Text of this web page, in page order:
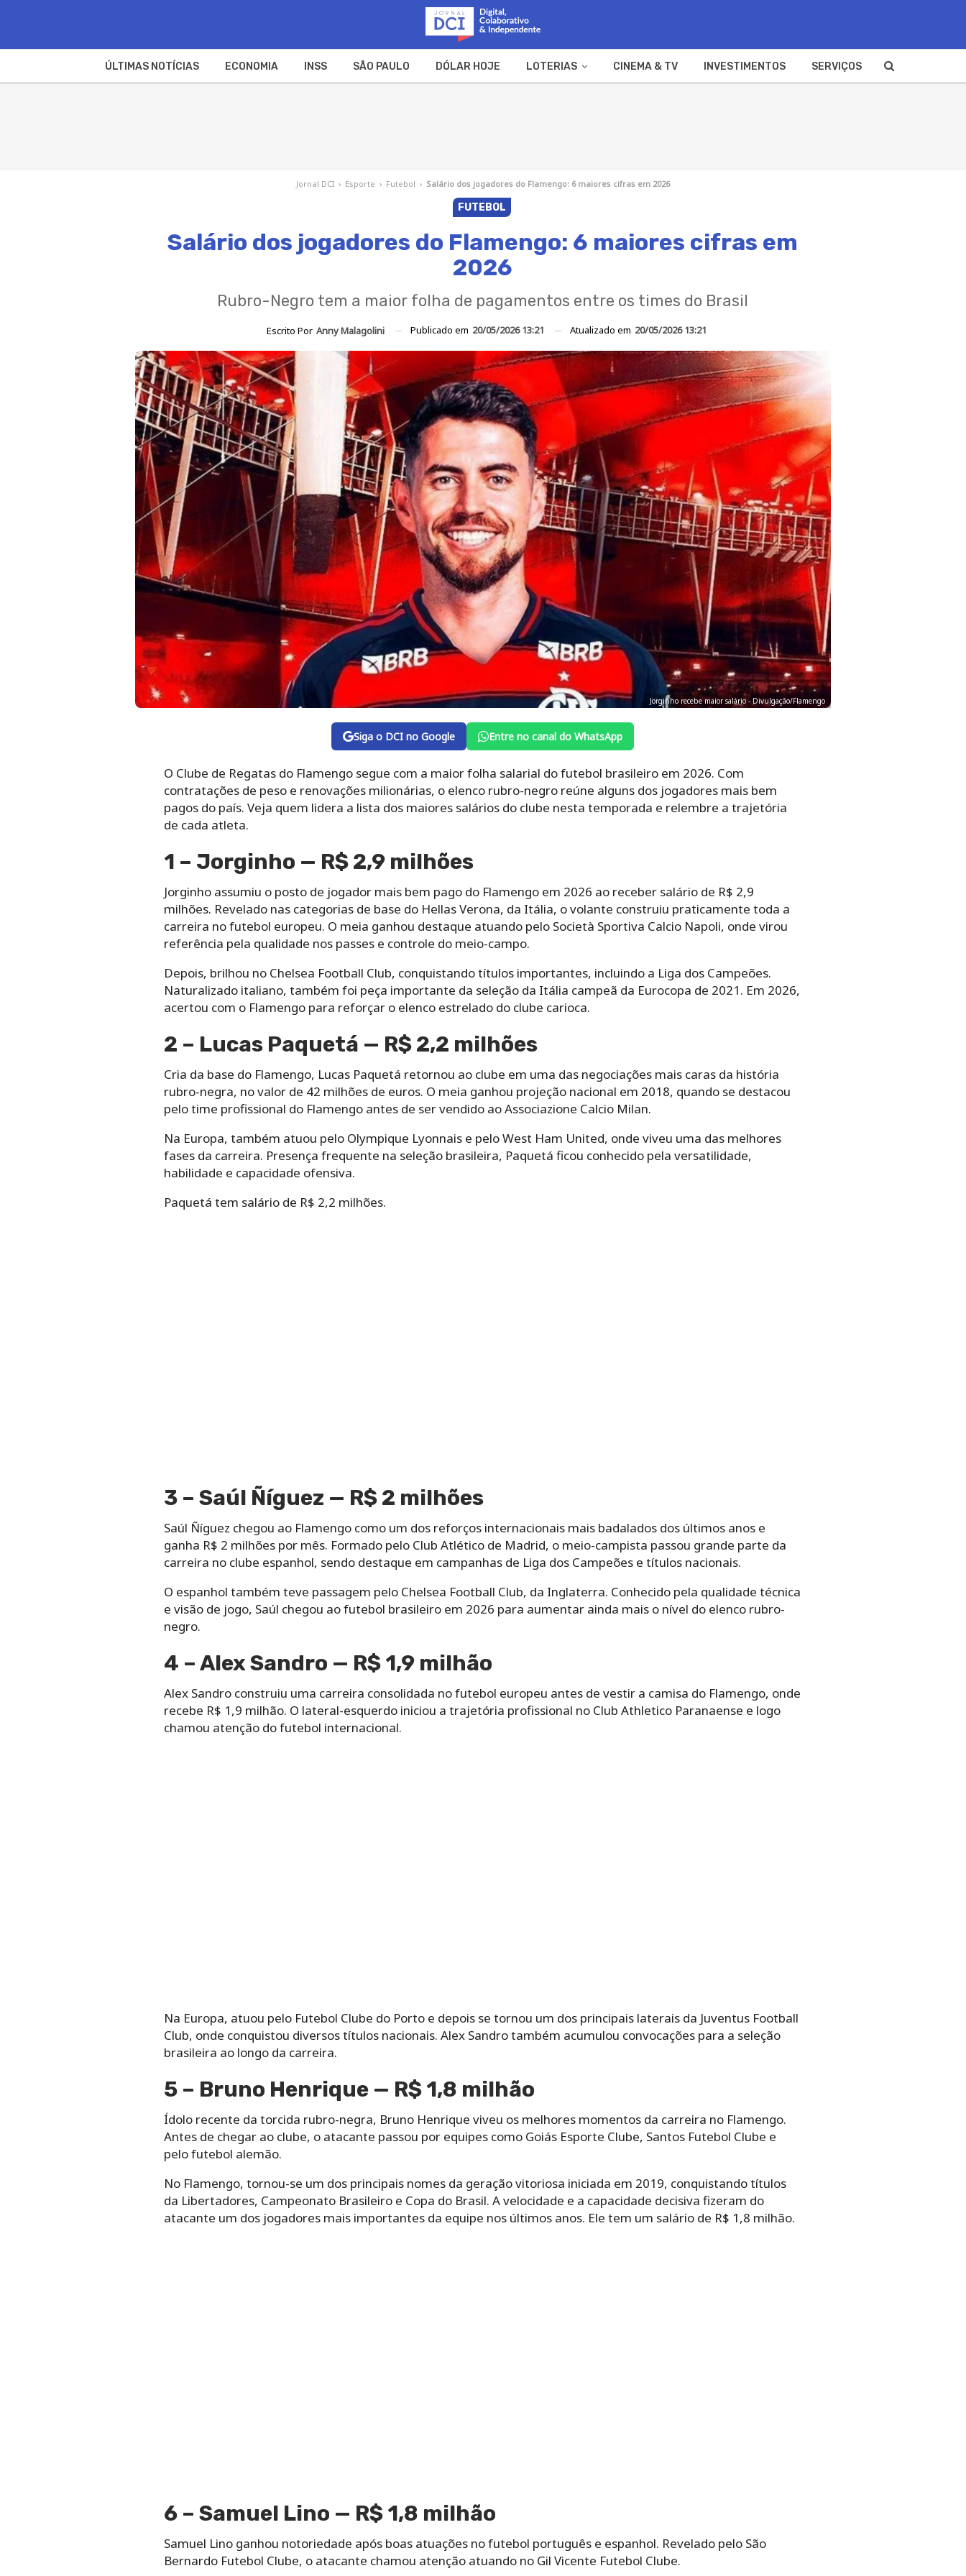
ÚLTIMAS NOTÍCIAS ECONOMIA INSS SÃO PAULO DÓLAR HOJE LOTERIAS CINEMA & TV INVESTIMENTOS SERVIÇOS
Jornal DCI › Esporte › Futebol › Salário dos jogadores do Flamengo: 6 maiores cifras em 2026
FUTEBOL
Salário dos jogadores do Flamengo: 6 maiores cifras em
2026
Rubro-Negro tem a maior folha de pagamentos entre os times do Brasil
Escrito Por Anny Malagolini Publicado em 20/05/2026 13:21 Atualizado em 20/05/2026 13:21
Jorginho recebe maior salário - Divulgação/Flamengo
Siga o DCI no Google Entre no canal do WhatsApp
O Clube de Regatas do Flamengo segue com a maior folha salarial do futebol brasileiro em 2026. Com
contratações de peso e renovações milionárias, o elenco rubro-negro reúne alguns dos jogadores mais bem
pagos do país. Veja quem lidera a lista dos maiores salários do clube nesta temporada e relembre a trajetória
de cada atleta.
1 – Jorginho — R$ 2,9 milhões
Jorginho assumiu o posto de jogador mais bem pago do Flamengo em 2026 ao receber salário de R$ 2,9
milhões. Revelado nas categorias de base do Hellas Verona, da Itália, o volante construiu praticamente toda a
carreira no futebol europeu. O meia ganhou destaque atuando pelo Società Sportiva Calcio Napoli, onde virou
referência pela qualidade nos passes e controle do meio-campo.
Depois, brilhou no Chelsea Football Club, conquistando títulos importantes, incluindo a Liga dos Campeões.
Naturalizado italiano, também foi peça importante da seleção da Itália campeã da Eurocopa de 2021. Em 2026,
acertou com o Flamengo para reforçar o elenco estrelado do clube carioca.
2 – Lucas Paquetá — R$ 2,2 milhões
Cria da base do Flamengo, Lucas Paquetá retornou ao clube em uma das negociações mais caras da história
rubro-negra, no valor de 42 milhões de euros. O meia ganhou projeção nacional em 2018, quando se destacou
pelo time profissional do Flamengo antes de ser vendido ao Associazione Calcio Milan.
Na Europa, também atuou pelo Olympique Lyonnais e pelo West Ham United, onde viveu uma das melhores
fases da carreira. Presença frequente na seleção brasileira, Paquetá ficou conhecido pela versatilidade,
habilidade e capacidade ofensiva.
Paquetá tem salário de R$ 2,2 milhões.
3 – Saúl Ñíguez — R$ 2 milhões
Saúl Ñíguez chegou ao Flamengo como um dos reforços internacionais mais badalados dos últimos anos e
ganha R$ 2 milhões por mês. Formado pelo Club Atlético de Madrid, o meio-campista passou grande parte da
carreira no clube espanhol, sendo destaque em campanhas de Liga dos Campeões e títulos nacionais.
O espanhol também teve passagem pelo Chelsea Football Club, da Inglaterra. Conhecido pela qualidade técnica
e visão de jogo, Saúl chegou ao futebol brasileiro em 2026 para aumentar ainda mais o nível do elenco rubro-
negro.
4 – Alex Sandro — R$ 1,9 milhão
Alex Sandro construiu uma carreira consolidada no futebol europeu antes de vestir a camisa do Flamengo, onde
recebe R$ 1,9 milhão. O lateral-esquerdo iniciou a trajetória profissional no Club Athletico Paranaense e logo
chamou atenção do futebol internacional.
Na Europa, atuou pelo Futebol Clube do Porto e depois se tornou um dos principais laterais da Juventus Football
Club, onde conquistou diversos títulos nacionais. Alex Sandro também acumulou convocações para a seleção
brasileira ao longo da carreira.
5 – Bruno Henrique — R$ 1,8 milhão
Ídolo recente da torcida rubro-negra, Bruno Henrique viveu os melhores momentos da carreira no Flamengo.
Antes de chegar ao clube, o atacante passou por equipes como Goiás Esporte Clube, Santos Futebol Clube e
pelo futebol alemão.
No Flamengo, tornou-se um dos principais nomes da geração vitoriosa iniciada em 2019, conquistando títulos
da Libertadores, Campeonato Brasileiro e Copa do Brasil. A velocidade e a capacidade decisiva fizeram do
atacante um dos jogadores mais importantes da equipe nos últimos anos. Ele tem um salário de R$ 1,8 milhão.
6 – Samuel Lino — R$ 1,8 milhão
Samuel Lino ganhou notoriedade após boas atuações no futebol português e espanhol. Revelado pelo São
Bernardo Futebol Clube, o atacante chamou atenção atuando no Gil Vicente Futebol Clube.